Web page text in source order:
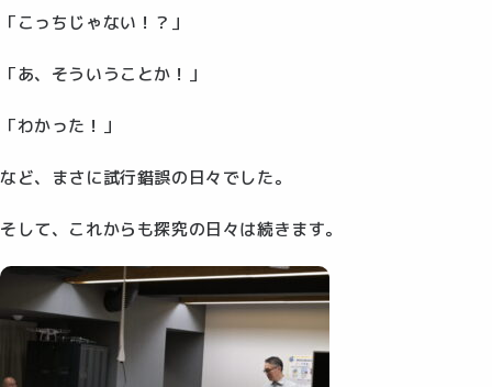
「こっちじゃない！？」
「あ、そういうことか！」
「わかった！」
など、まさに試行錯誤の日々でした。
そして、これからも探究の日々は続きます。